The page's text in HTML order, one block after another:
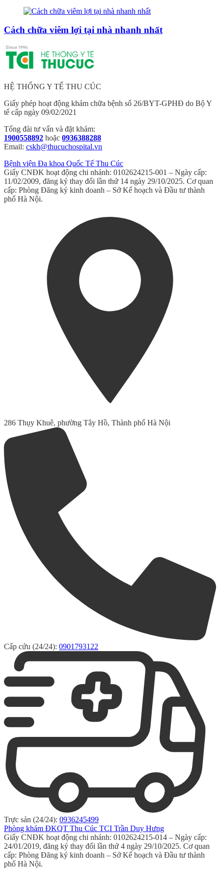
Cách chữa viêm lợi tại nhà nhanh nhất
HỆ THỐNG Y TẾ THU CÚC
Giấy phép hoạt động khám chữa bệnh số 26/BYT-GPHĐ do Bộ Y
tế cấp ngày 09/02/2021
Tổng đài tư vấn và đặt khám:
1900558892 hoặc 0936388288
Email: cskh@thucuchospital.vn
Bệnh viện Đa khoa Quốc Tế Thu Cúc
Giấy CNĐK hoạt động chi nhánh: 0102624215-001 – Ngày cấp:
11/02/2009, đăng ký thay đổi lần thứ 14 ngày 29/10/2025. Cơ quan
cấp: Phòng Đăng ký kinh doanh – Sở Kế hoạch và Đầu tư thành
phố Hà Nội.
286 Thụy Khuê, phường Tây Hồ, Thành phố Hà Nội
Cấp cứu (24/24): 0901793122
Trực sản (24/24): 0936245499
Phòng khám ĐKQT Thu Cúc TCI Trần Duy Hưng
Giấy CNĐK hoạt động chi nhánh: 0102624215-014 – Ngày cấp:
24/01/2019, đăng ký thay đổi lần thứ 4 ngày 29/10/2025. Cơ quan
cấp: Phòng Đăng ký kinh doanh – Sở Kế hoạch và Đầu tư thành
phố Hà Nội.